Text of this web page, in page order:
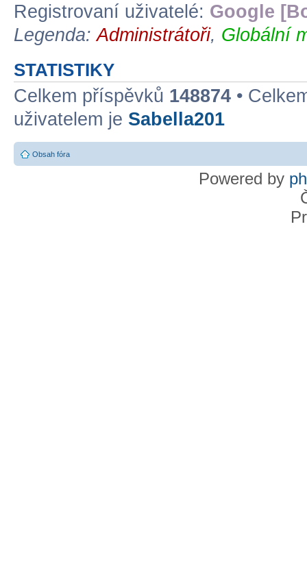
Registrovaní uživatelé: Google
Legenda:Administrátoři, Globální
STATISTIKY
Celkem příspěvků 148874 •
uživatelem je Sabella201
Obsah fóra
Powered by